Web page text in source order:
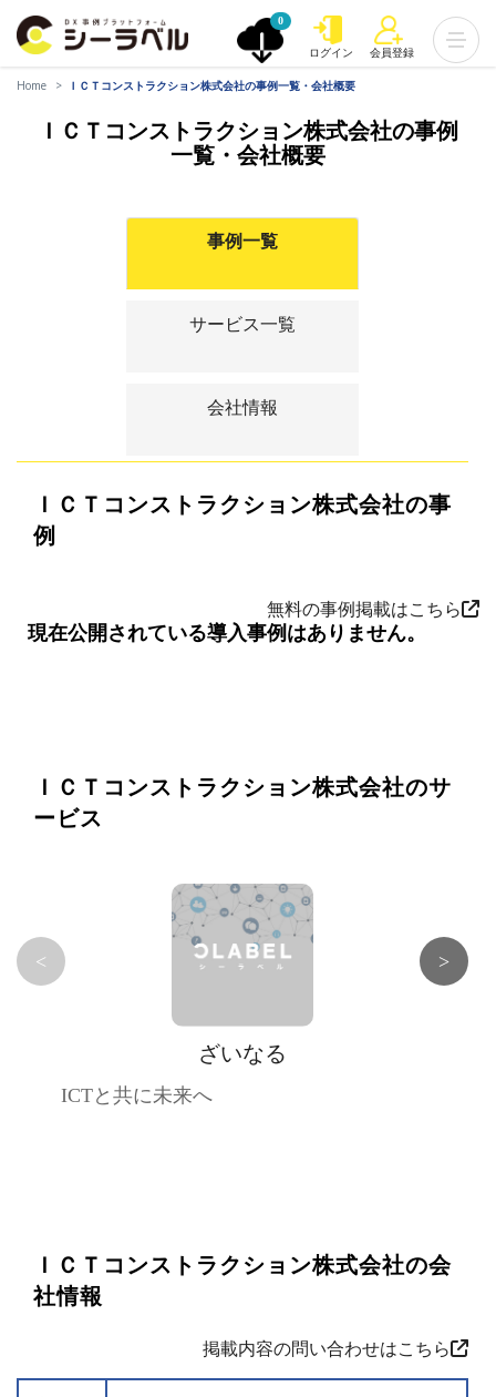
0
ログイン 会員登録
Home ＩＣＴコンストラクション株式会社の事例一覧・会社概要
ＩＣＴコンストラクション株式会社の事例
一覧・会社概要
事例一覧
サービス一覧
会社情報
ＩＣＴコンストラクション株式会社の事
例
無料の事例掲載はこちら
現在公開されている導入事例はありません。
ＩＣＴコンストラクション株式会社のサ
ービス
ざいなる
ICTと共に未来へ
< >
ＩＣＴコンストラクション株式会社の会
社情報
掲載内容の問い合わせはこちら